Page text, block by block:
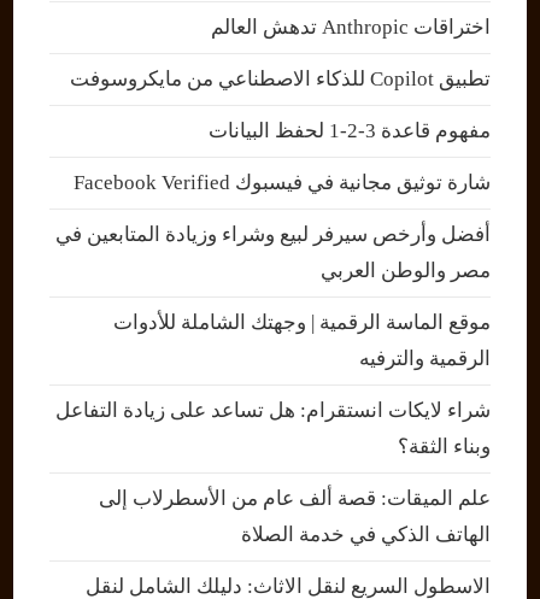
اختراقات Anthropic تدهش العالم
تطبيق Copilot للذكاء الاصطناعي من مايكروسوفت
مفهوم قاعدة 3-2-1 لحفظ البيانات
شارة توثيق مجانية في فيسبوك Facebook Verified
أفضل وأرخص سيرفر لبيع وشراء وزيادة المتابعين في
مصر والوطن العربي
موقع الماسة الرقمية | وجهتك الشاملة للأدوات
الرقمية والترفيه
شراء لايكات انستقرام: هل تساعد على زيادة التفاعل
وبناء الثقة؟
علم الميقات: قصة ألف عام من الأسطرلاب إلى
الهاتف الذكي في خدمة الصلاة
الاسطول السريع لنقل الاثاث: دليلك الشامل لنقل